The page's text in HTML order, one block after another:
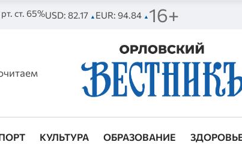
ст. 65%USD: 82.17 ▲ EUR: 94.84 ▲ 16+
КУЛЬТУРА ОБРАЗОВАНИЕ